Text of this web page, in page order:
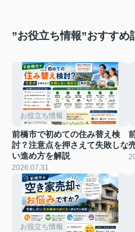
”お役立ち情報”おすすめ
お役立ち情報
前橋市で初めての住み替え検
討？注意点を押さえて失敗しな
い進め方を解説
2026.07.31
お役立ち情報